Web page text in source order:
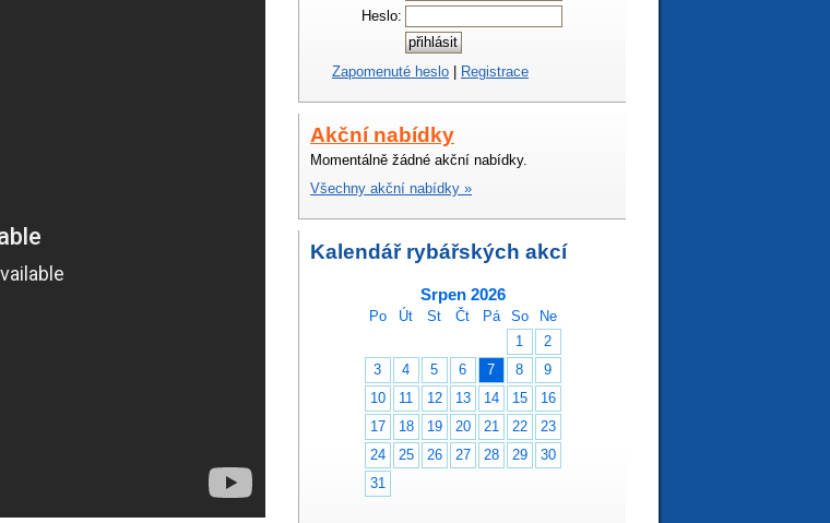
Heslo:
Zapomenuté heslo | Registrace
Akční nabídky
Momentálně žádné akční nabídky.
Všechny akční nabídky »
Kalendář rybářských akcí
Srpen 2026
Po Út St Čt Pá So
Ne
1
2
3
4 5 6 7 8
9
10
11 12 13 14 15
16
17
18 19 20 21 22
23
24
25 26 27 28 29
30
31